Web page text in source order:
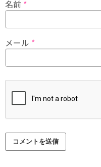
名前 *
メール *